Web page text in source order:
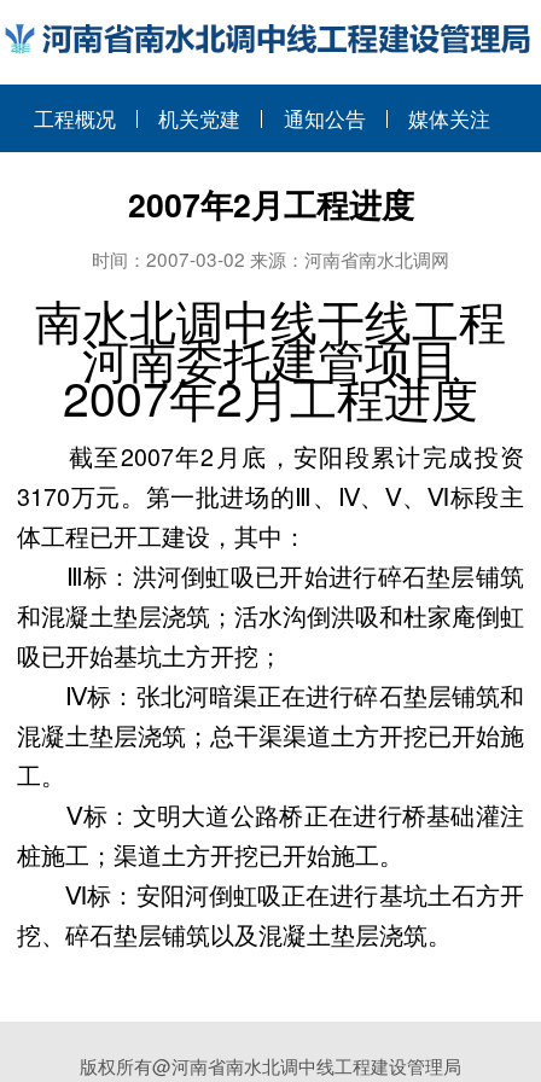
工程概况 机关党建 通知公告 媒体关注
2007年2月工程进度
时间：2007-03-02 来源：河南省南水北调网
南水北调中线干线工程
河南委托建管项目
2007年2月工程进度
截至2007年2月底，安阳段累计完成投资
3170万元。第一批进场的Ⅲ、Ⅳ、Ⅴ、Ⅵ标段主
体工程已开工建设，其中：
Ⅲ标：洪河倒虹吸已开始进行碎石垫层铺筑
和混凝土垫层浇筑；活水沟倒洪吸和杜家庵倒虹
吸已开始基坑土方开挖；
Ⅳ标：张北河暗渠正在进行碎石垫层铺筑和
混凝土垫层浇筑；总干渠渠道土方开挖已开始施
工。
Ⅴ标：文明大道公路桥正在进行桥基础灌注
桩施工；渠道土方开挖已开始施工。
Ⅵ标：安阳河倒虹吸正在进行基坑土石方开
挖、碎石垫层铺筑以及混凝土垫层浇筑。
版权所有@河南省南水北调中线工程建设管理局